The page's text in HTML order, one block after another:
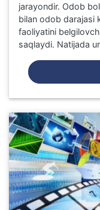
jarayondir. Odob
bilan odob darajasi
faoliyatini
saqlaydi. Natijada